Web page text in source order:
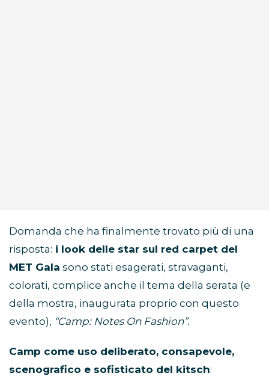
Domanda che ha finalmente trovato più di una
risposta: i look delle star sul red carpet del
MET Gala sono stati esagerati, stravaganti,
colorati, complice anche il tema della serata (e
della mostra, inaugurata proprio con questo
evento), “Camp: Notes On Fashion”.
Camp come uso deliberato, consapevole,
scenografico e sofisticato del kitsch: